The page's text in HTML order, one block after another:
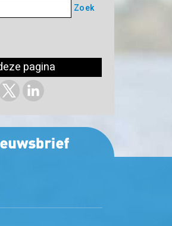
Zoek
pagina